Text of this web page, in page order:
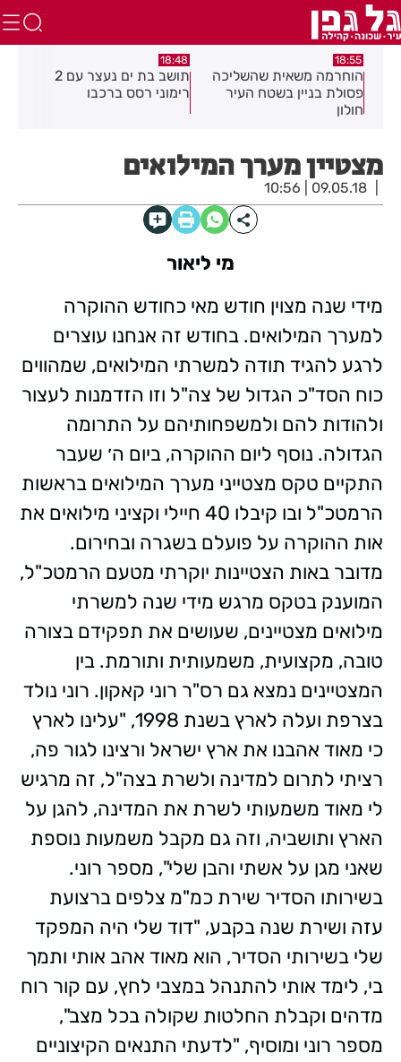
18:55
הוחרמה משאית שהשליכה
פסולת בניין בשטח העיר
חולון
18:48
תושב בת ים נעצר עם 2
רימוני רסס ברכבו
מצטיין מערך המילואים
09.05.18 | 10:56
מי ליאור
מידי שנה מצוין חודש מאי כחודש ההוקרה
למערך המילואים. בחודש זה אנחנו עוצרים
לרגע להגיד תודה למשרתי המילואים, שמהווים
כוח הסד"כ הגדול של צה"ל וזו הזדמנות לעצור
ולהודות להם ולמשפחותיהם על התרומה
הגדולה. נוסף ליום ההוקרה, ביום ה׳ שעבר
התקיים טקס מצטייני מערך המילואים בראשות
הרמטכ"ל ובו קיבלו 40 חיילי וקציני מילואים את
אות ההוקרה על פועלם בשגרה ובחירום.
מדובר באות הצטיינות יוקרתי מטעם הרמטכ"ל,
המוענק בטקס מרגש מידי שנה למשרתי
מילואים מצטיינים, שעושים את תפקידם בצורה
טובה, מקצועית, משמעותית ותורמת. בין
המצטיינים נמצא גם רס"ר רוני קאקון. רוני נולד
בצרפת ועלה לארץ בשנת 1998, "עלינו לארץ
כי מאוד אהבנו את ארץ ישראל ורצינו לגור פה,
רציתי לתרום למדינה ולשרת בצה"ל, זה מרגיש
לי מאוד משמעותי לשרת את המדינה, להגן על
הארץ ותושביה, וזה גם מקבל משמעות נוספת
שאני מגן על אשתי והבן שלי", מספר רוני.
בשירותו הסדיר שירת כמ"מ צלפים ברצועת
עזה ושירת שנה בקבע, "דוד שלי היה המפקד
שלי בשירותי הסדיר, הוא מאוד אהב אותי ותמך
בי, לימד אותי להתנהל במצבי לחץ, עם קור רוח
מדהים וקבלת החלטות שקולה בכל מצב",
מספר רוני ומוסיף, "לדעתי התנאים הקיצוניים